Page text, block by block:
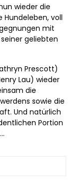
wieder die
Hundeleben, voll
mit
geliebten
Prescott)
Lau) wieder
die
sowie die
Und natürlich
Portion